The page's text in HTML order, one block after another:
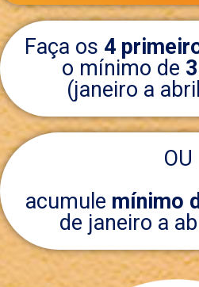
Faça os 4
o mínimo de
(janeiro a
OU
acumule mínimo
de janeiro a